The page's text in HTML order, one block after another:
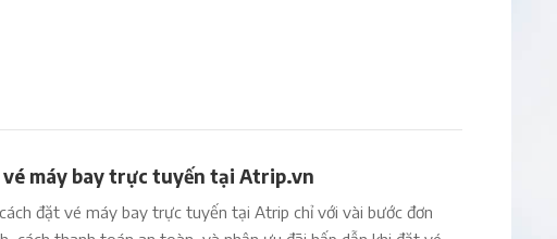
máy bay trực tuyến tại Atrip.vn
đặt vé máy bay trực tuyến tại Atrip chỉ với vài bước đơn